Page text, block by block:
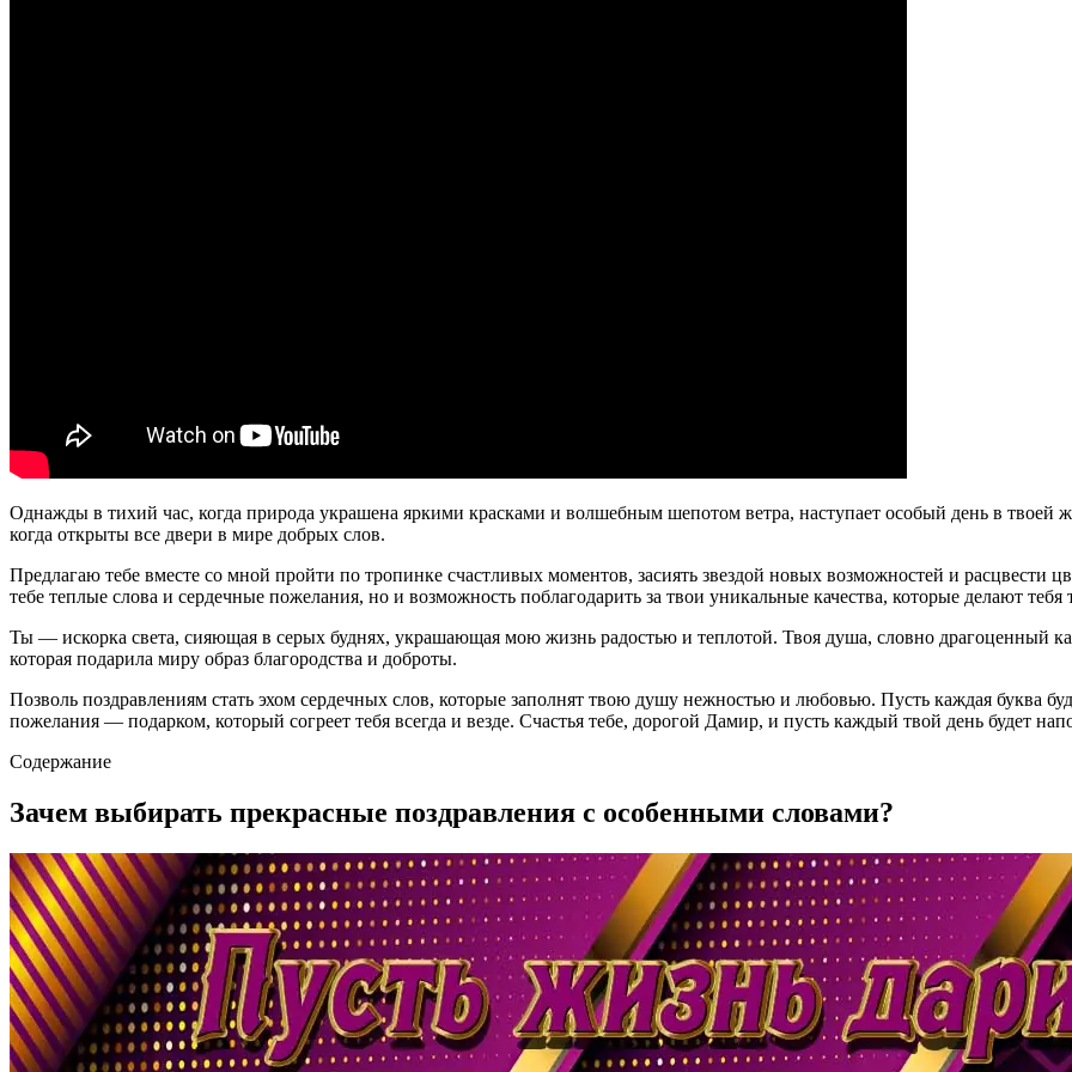
Однажды в тихий час, когда природа украшена яркими красками и волшебным шепотом ветра, наступает особый день в
когда открыты все двери в мире добрых слов.
Предлагаю тебе вместе со мной пройти по тропинке счастливых моментов, засиять звездой новых возможностей и расцвести
тебе теплые слова и сердечные пожелания, но и возможность поблагодарить за твои уникальные качества, которые делают
Ты — искорка света, сияющая в серых буднях, украшающая мою жизнь радостью и теплотой. Твоя душа, словно драгоценный
которая подарила миру образ благородства и доброты.
Позволь поздравлениям стать эхом сердечных слов, которые заполнят твою душу нежностью и любовью. Пусть каждая буква
пожелания — подарком, который согреет тебя всегда и везде. Счастья тебе, дорогой Дамир, и пусть каждый твой день будет
Содержание
Зачем выбирать прекрасные поздравления с особенными словами?